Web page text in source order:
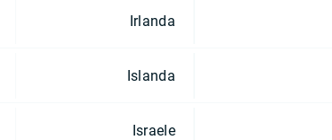
Irlanda
Islanda
Israele